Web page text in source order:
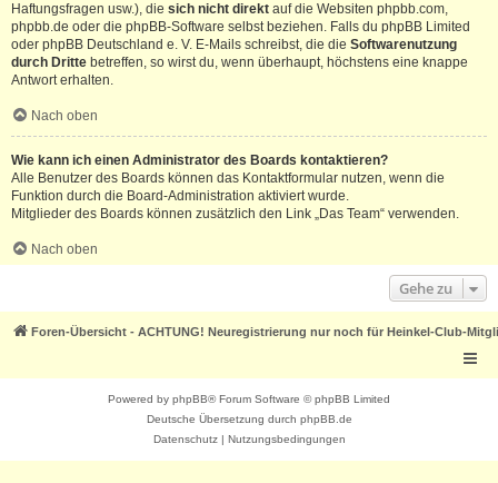
Haftungsfragen usw.), die sich nicht direkt auf die Websiten phpbb.com,
phpbb.de oder die phpBB-Software selbst beziehen. Falls du phpBB Limited
oder phpBB Deutschland e. V. E-Mails schreibst, die die Softwarenutzung
durch Dritte betreffen, so wirst du, wenn überhaupt, höchstens eine knappe
Antwort erhalten.
Nach oben
Wie kann ich einen Administrator des Boards kontaktieren?
Alle Benutzer des Boards können das Kontaktformular nutzen, wenn die
Funktion durch die Board-Administration aktiviert wurde.
Mitglieder des Boards können zusätzlich den Link „Das Team“ verwenden.
Nach oben
Gehe zu
Foren-Übersicht - ACHTUNG! Neuregistrierung nur noch für Heinkel-Club-
Powered by phpBB® Forum Software © phpBB Limited
Deutsche Übersetzung durch phpBB.de
Datenschutz| Nutzungsbedingungen